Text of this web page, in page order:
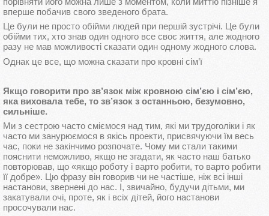
вперше побачив свого зведеного брата.
Це були не просто обійми людей при першій зустрічі. Це були
обійми тих, хто знав один одного все своє життя, але жодного
разу не мав можливості сказати один одному жодного слова.
Однак це все, що можна сказати про кровні сім’ї
Якщо говорити про зв’язок між кровною сім’єю і сім’єю,
яка виховала тебе, то зв’язок з останньою, безумовно,
сильніше.
Ми з сестрою часто сміємося над тим, які ми трудоголіки і як
часто ми занурюємося в якісь проекти, присвячуючи їм весь
час, поки не закінчимо розпочате. Чому ми стали такими
пояснити неможливо, якщо не згадати, як часто наш батько
повторював, що «якщо роботу і варто робити, то варто робити
її добре». Цю фразу він говорив чи не частіше, ніж всі інші
настанови, звернені до нас. І, звичайно, будучи дітьми, ми
закатували очі, проте, як і всіх дітей, його настанови
просочували нас.